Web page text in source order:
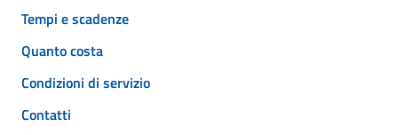
Tempi e scadenze
Quanto costa
Condizioni di servizio
Contatti